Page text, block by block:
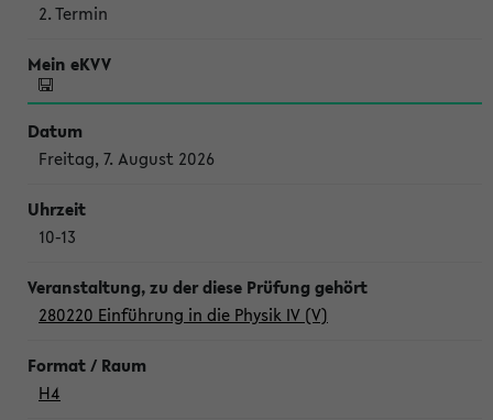
2. Termin
Freitag, 7. August 2026
10-13
280220 Einführung in die Physik IV (V)
H4